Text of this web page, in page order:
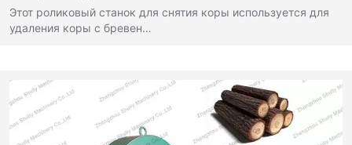
Этот роликовый станок для снятия коры используется для
удаления коры с бревен…